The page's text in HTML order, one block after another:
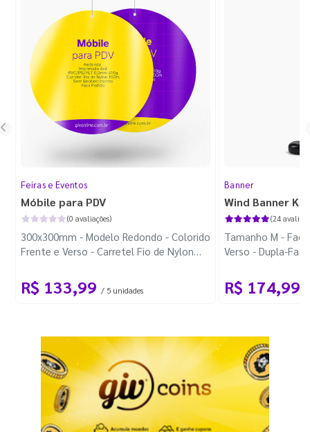
Feiras e Eventos
Móbile para PDV
(0 avaliações)
300x300mm - Modelo Redondo - Colorido
Frente e Verso - Carretel Fio de Nylon
R$ 133,99 / 5 unidades
Banner
Wind Banner
(24
Tamanho M -
Verso - Dupla-
R$ 174,99